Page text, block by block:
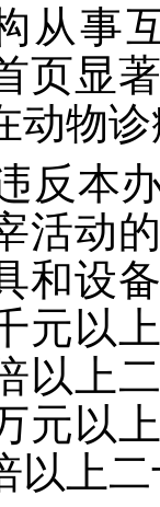
从事
页显
动物
反本
活动
和设
元以
以上
元以
以上